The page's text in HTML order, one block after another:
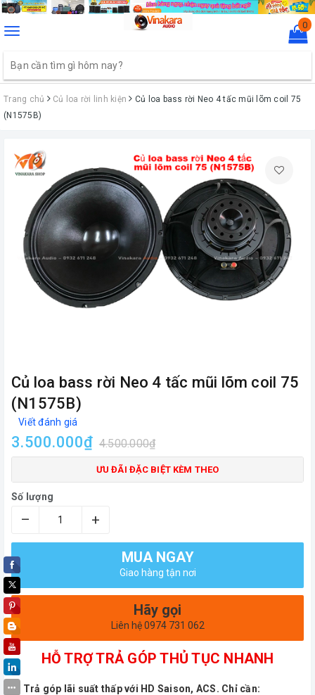
Toggle
0
Trang chủ Củ loa rời linh kiện
Củ loa bass rời Neo 4 tấc mũi lõm coil 75
(N1575B)
Củ loa bass rời Neo 4 tấc mũi lõm coil 75
(N1575B)
Viết đánh giá
3.500.000₫ 4.500.000₫
ƯU ĐÃI ĐẶC BIỆT KÈM THEO
Số lượng
– +
MUA NGAY
Giao hàng tận nơi
Hãy gọi
Liên hệ 0974 731 062
HỖ TRỢ TRẢ GÓP THỦ TỤC NHANH
Trả góp lãi suất thấp với HD Saison, ACS. Chỉ cần: